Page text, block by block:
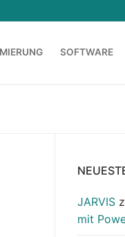
SOFTWARE
JARVIS
mit